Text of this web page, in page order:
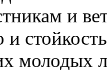
и
молодых